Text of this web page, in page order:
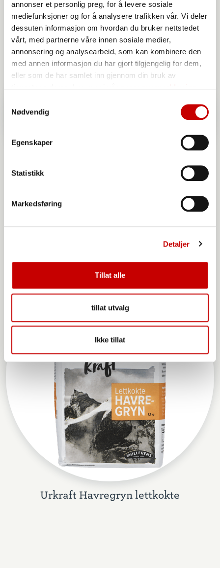
annonser et personlig preg, for å levere sosiale
mediefunksjoner og for å analysere trafikken vår. Vi deler
dessuten informasjon om hvordan du bruker nettstedet
vårt, med partnerne våre innen sosiale medier,
annonsering og analysearbeid, som kan kombinere den
med annen informasjon du har gjort tilgjengelig for dem,
eller som de har samlet inn gjennom din bruk av
Nødvendig
Egenskaper
Statistikk
Markedsføring
Detaljer
Tillat alle
tillat utvalg
Ikke tillat
Møllerens Hvetemel sammalt grovmalt
Urkraft Havregryn lettkokte